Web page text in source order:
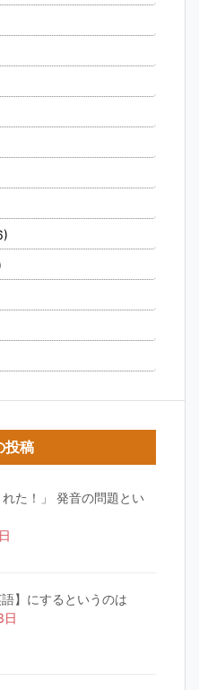
投稿
れた！」 発音の問題とい
】にするというのは
日